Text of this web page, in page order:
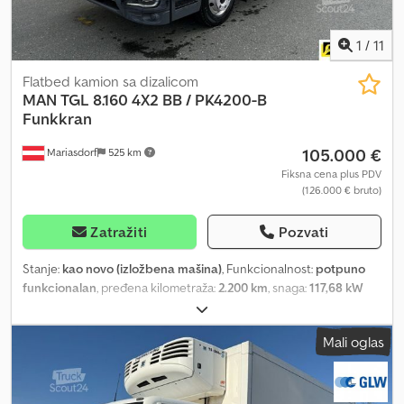
1 / 11
Mariasdorf 525 km
Flatbed kamion sa dizalicom
MAN TGL 8.160 4X2 BB / PK4200-B
Funkkran
105.000 €
Fiksna cena plus PDV
(126.000 € bruto)
Zatražiti Pozvati
Stanje: kao novo (izložbena mašina), Funkcionalnost: potpuno
funkcionalan, pređena kilometraža:2.200 km, snaga:117,68 kW
02/2026
masa vozila:5.355 kg, ukupna težina:7.490 kg, stanje pneumatika:
, konfiguracija osovina: 4x2, međuosovinsko
3.600 mm, gorivo:dizel , kočnice: kočenje motorom,
kabina vozača:
dnevna kabina, emisioni razred: Euro 6e,
Mali oglas